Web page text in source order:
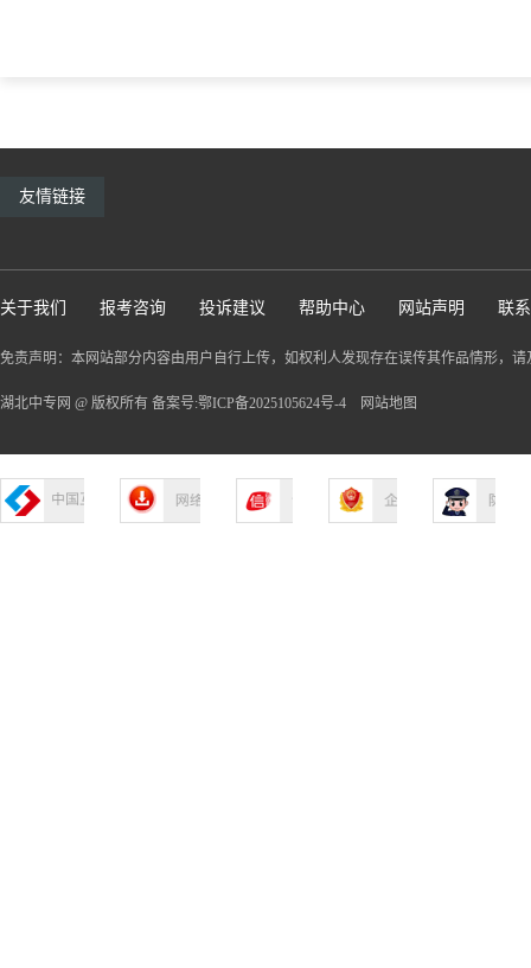
友情链接
关于我们 报考咨询 投诉建议 帮助中心 网站声明 联
免责声明：本网站部分内容由用户自行上传，如权利人发现存在误传其作品情形，
湖北中专网 @ 版权所有 备案号:鄂ICP备2025105624号-4 网站地图